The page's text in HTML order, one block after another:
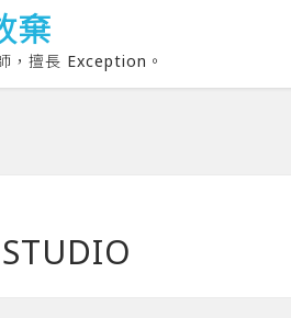
棄
，擅長 Exception。